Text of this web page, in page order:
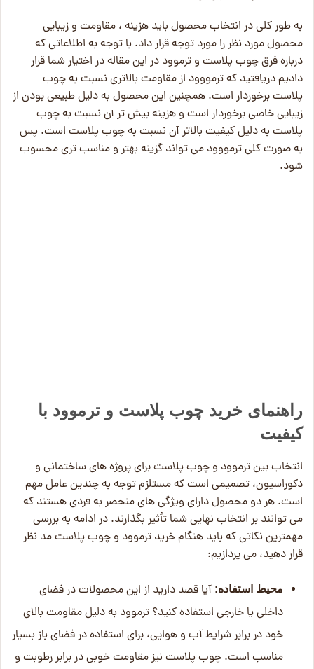
به طور کلی در انتخاب محصول باید هزینه ، مقاومت و زیبایی
محصول مورد نظر را مورد توجه قرار داد. با توجه به اطلاعاتی که
درباره فرق چوب پلاست و ترموود در این مقاله در اختیار شما قرار
دادیم دریافتید که ترمووود از مقاومت بالاتری نسبت به چوب
پلاست برخوردار است. همچنین این محصول به دلیل طبیعی بودن از
زیبایی خاصی برخوردار است و هزینه بیش تر آن نسبت به چوب
پلاست به دلیل کیفیت بالاتر آن نسبت به چوب پلاست است. پس
به صورت کلی ترمووود می تواند گزینه بهتر و مناسب تری محسوب
شود.
راهنمای خرید چوب پلاست و ترموود با
کیفیت
انتخاب بین ترموود و چوب پلاست برای پروژه های ساختمانی و
دکوراسیون، تصمیمی است که مستلزم توجه به چندین عامل مهم
است. هر دو محصول دارای ویژگی های منحصر به فردی هستند که
می توانند بر انتخاب نهایی شما تأثیر بگذارند. در ادامه به بررسی
مهمترین نکاتی که باید هنگام خرید ترموود و چوب پلاست مد نظر
قرار دهید، می پردازیم:
محیط استفاده: آیا قصد دارید از این محصولات در فضای
داخلی یا خارجی استفاده کنید؟ ترموود به دلیل مقاومت بالای
خود در برابر شرایط آب و هوایی، برای استفاده در فضای باز بسیار
مناسب است. چوب پلاست نیز مقاومت خوبی در برابر رطوبت و